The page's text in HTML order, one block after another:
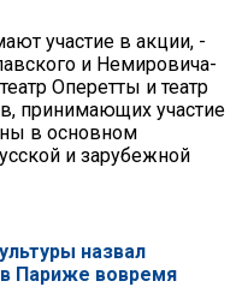
участие в акции, -
и Немировича-
Оперетты и театр
принимающих участие
в основном
и зарубежной
назвал
Париже вовремя